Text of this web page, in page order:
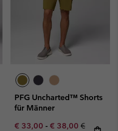
PFG Uncharted™ Shorts
für Männer
Minimum sale price:
€ 33,00 - Maximum sale
€ 38,00 Regular
€